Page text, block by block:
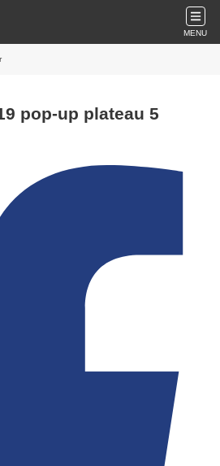
MENU
pop-up plateau 5